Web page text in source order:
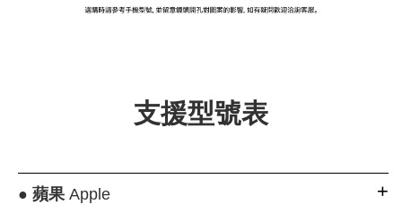
+NT$ 159
-
支援型號表
● 蘋果Apple